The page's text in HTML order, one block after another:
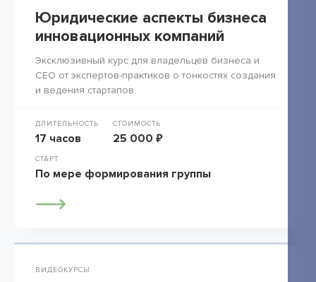
Юридические аспекты бизнеса
инновационных компаний
Эксклюзивный курс для владельцев бизнеса и
СЕО от экспертов-практиков о тонкостях создания
и ведения стартапов.
ДЛИТЕЛЬНОСТЬ
17 часов
СТОИМОСТЬ
25 000 ₽
СТАРТ
По мере формирования группы
ВИДЕОКУРСЫ